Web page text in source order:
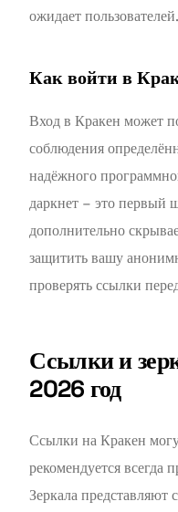
ожидает пользователей.
Как войти в
Вход в Кракен может
соблюдения
надёжного
даркнет – это первый
дополнительно
защитить вашу
проверять ссылки
Ссылки и
2026 год
Ссылки на Кракен
рекомендуется всегда
Зеркала представляют